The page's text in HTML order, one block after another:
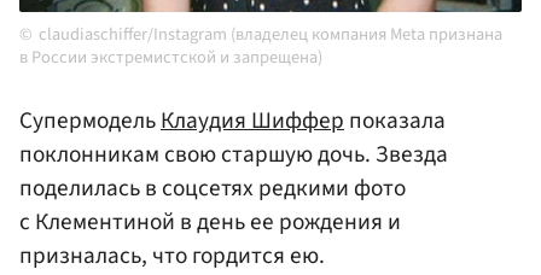
claudiaschiffer/Instagram (владелец компания Meta признана
в России экстремистской и запрещена)
СупермодельКлаудия Шифферпоказала
поклонникам свою старшую дочь. Звезда
поделилась в соцсетях редкими фото
с Клементиной в день ее рождения и
призналась, что гордится ею.